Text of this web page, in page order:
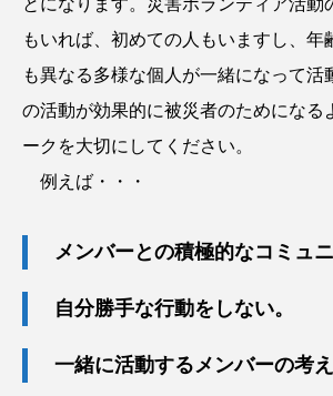
もいれば、初めての人もいますし、年
も異なる多様な個人が一緒になって活
の活動が効果的に被災者のためになる
ークを大切にしてください。
例えば・・・
メンバーとの積極的なコミュ
自分勝手な行動をしない。
一緒に活動するメンバーの考